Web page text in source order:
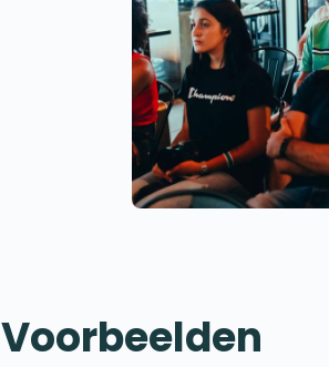
Voorbeelden